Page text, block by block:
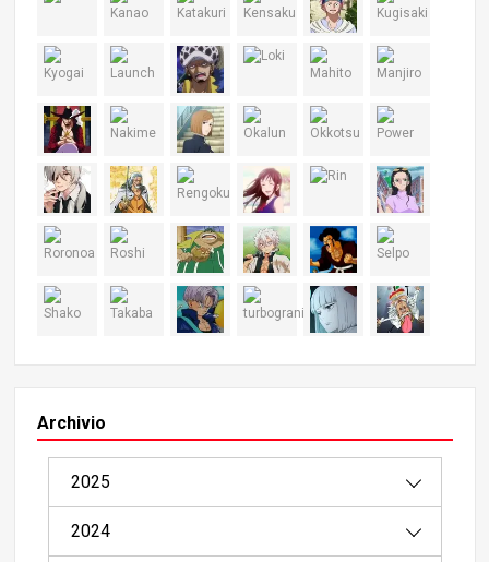
Archivio
2025
08/2025（1）
2024